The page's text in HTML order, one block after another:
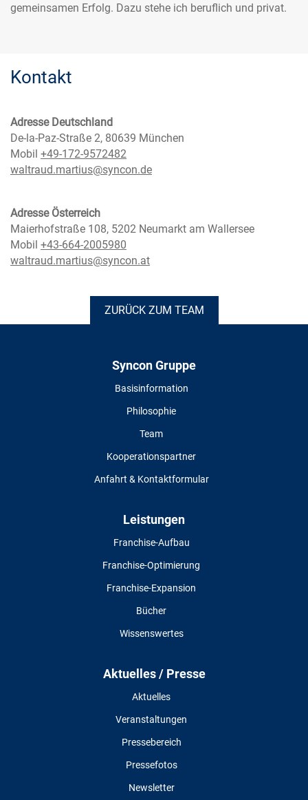
gemeinsamen Erfolg. Dazu stehe ich beruflich und privat.
Kontakt
Adresse Deutschland
De-la-Paz-Straße 2, 80639 München
Mobil +49-172-9572482
waltraud.martius@syncon.de
Adresse Österreich
Maierhofstraße 108, 5202 Neumarkt am Wallersee
Mobil +43-664-2005980
waltraud.martius@syncon.at
ZURÜCK ZUM TEAM
Syncon Gruppe
Basisinformation
Philosophie
Team
Kooperationspartner
Anfahrt & Kontaktformular
Leistungen
Franchise-Aufbau
Franchise-Optimierung
Franchise-Expansion
Bücher
Wissenswertes
Aktuelles / Presse
Aktuelles
Veranstaltungen
Pressebereich
Pressefotos
Newsletter